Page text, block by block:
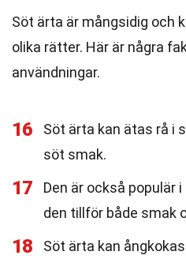
Söt ärta är mångsidig och
olika rätter. Här är några
användningar.
16
Söt ärta kan ätas rå i
söt smak.
17
Den är också populär
den tillför både smak
18
Söt ärta kan